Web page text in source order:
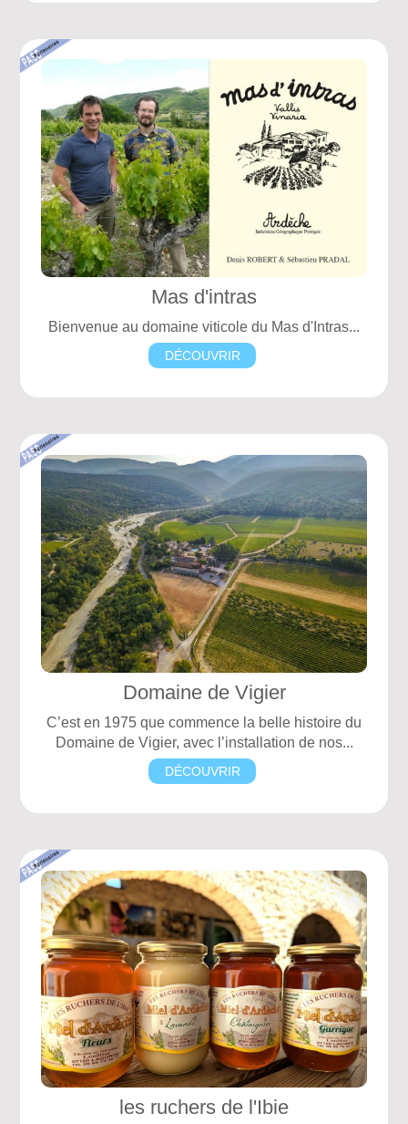
Mas d'intras
Bienvenue au domaine viticole du Mas d'Intras...
DÉCOUVRIR
Domaine de Vigier
C’est en 1975 que commence la belle histoire du
Domaine de Vigier, avec l’installation de nos...
DÉCOUVRIR
les ruchers de l'Ibie